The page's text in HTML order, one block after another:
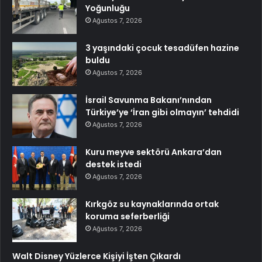
Yoğunluğu
Ağustos 7, 2026
3 yaşındaki çocuk tesadüfen hazine
buldu
Ağustos 7, 2026
İsrail Savunma Bakanı’nından
Türkiye’ye ‘İran gibi olmayın’ tehdidi
Ağustos 7, 2026
Kuru meyve sektörü Ankara’dan
destek istedi
Ağustos 7, 2026
Kırkgöz su kaynaklarında ortak
koruma seferberliği
Ağustos 7, 2026
Walt Disney Yüzlerce Kişiyi İşten Çıkardı